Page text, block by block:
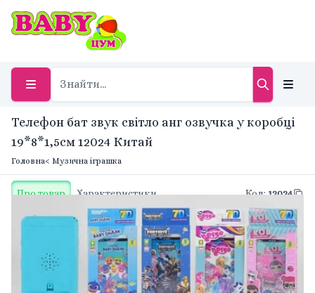
Телефон бат звук світло анг озвучка у коробці
19*8*1,5см 12024 Китай
Головна< Музична іграшка
Про товар Характеристики Код:12024